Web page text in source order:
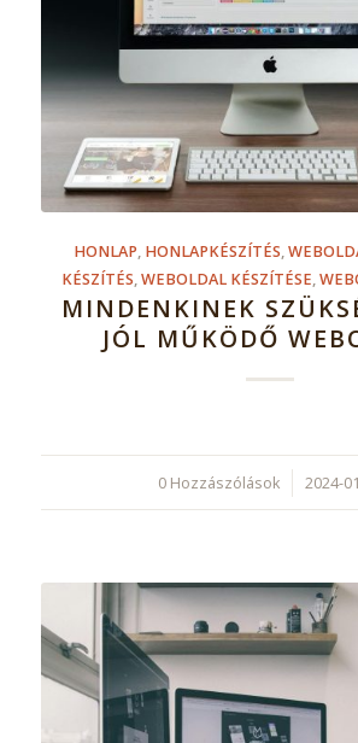
HONLAP, HONLAPKÉSZÍTÉS,
KÉSZÍTÉS,WEBOLDAL KÉSZÍTÉSE,
MINDENKINEK
JÓL MŰKÖDŐ
0 Hozzászólások
/ 2024-